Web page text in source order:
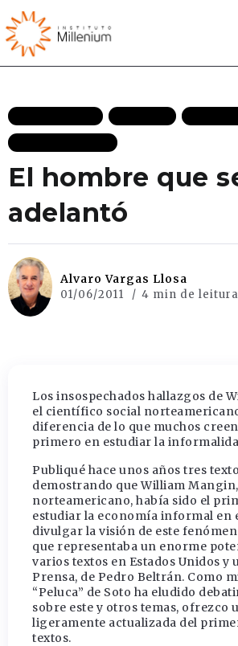
El hombre que
adelantó
Alvaro Vargas Llosa
01/06/2011 4 min de leitura
Los insospechados hallazgos de
el científico social
diferencia de lo que muchos
primero en estudiar la
Publiqué hace unos años tres
demostrando que William
norteamericano, había sido el
estudiar la economía informal en
divulgar la visión de este
que representaba un enorme
varios textos en Estados Unidos y
Prensa, de Pedro Beltrán. Como
“Peluca” de Soto ha eludido
sobre este y otros temas, ofrezco
ligeramente actualizada del
textos.